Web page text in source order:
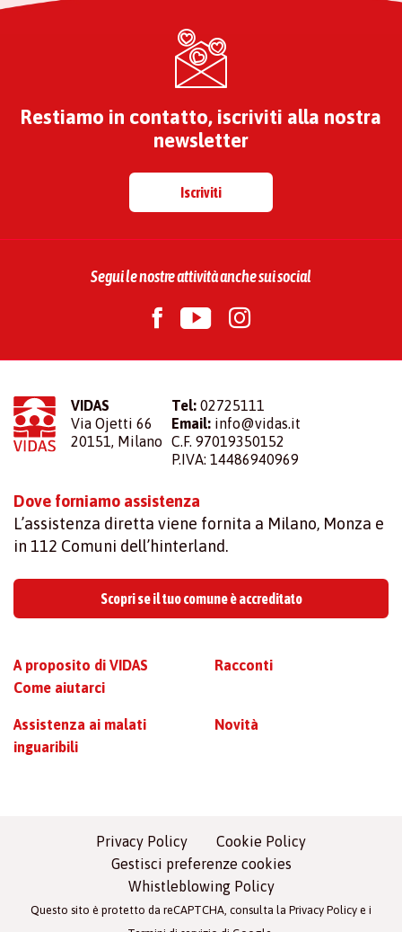
Restiamo in contatto, iscriviti alla nostra
newsletter
Iscriviti
Segui le nostre attività anche sui social
VIDAS
Via Ojetti 66
20151, Milano
Tel: 02725111
Email: info@vidas.it
C.F. 97019350152
P.IVA: 14486940969
Dove forniamo assistenza
L’assistenza diretta viene fornita a Milano, Monza e
in 112 Comuni dell’hinterland.
Scopri se il tuo comune è accreditato
A proposito di VIDAS
Come aiutarci
Assistenza ai malati
inguaribili
Racconti
Novità
Privacy Policy
Cookie Policy
Gestisci preferenze cookies
Whistleblowing Policy
Questo sito è protetto da reCAPTCHA, consulta la Privacy Policy e i